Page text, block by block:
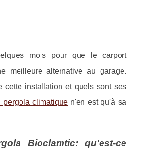
mois pour que le carport
meilleure alternative au garage.
cette installation et quels sont ses
pergola climatique n'en est qu'à sa
Bioclamtic: qu'est-ce